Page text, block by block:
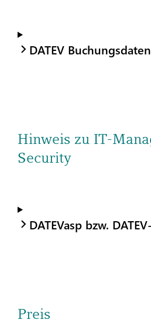
DATEV
Hinweis zu IT-
Security
DATEVasp bzw.
Preis